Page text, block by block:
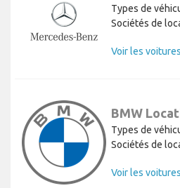
Types de
Sociétés de
Voir les
BMW
Types de
Sociétés de
Voir les